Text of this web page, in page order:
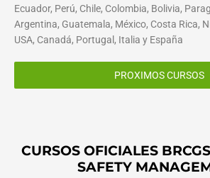
Ecuador, Perú, Chile, Colombia, Bolivia,
Argentina, Guatemala, México, Costa Rica,
USA, Canadá, Portugal, Italia y España
PROXIMOS CURSOS
CURSOS OFICIALES
SAFETY